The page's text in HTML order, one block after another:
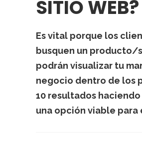
SITIO WEB?
Es vital porque los
busquen un producto/
podrán visualizar tu
negocio dentro de los
10 resultados haciendo
una opción viable para